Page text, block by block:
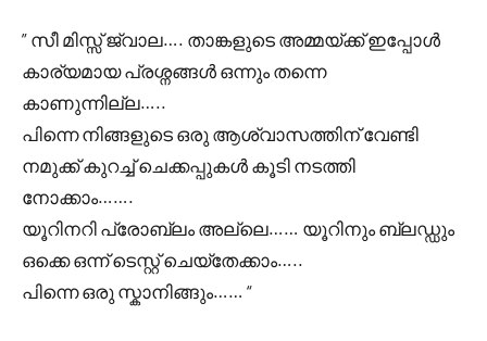
” സീ മിസ്സ്‌ ജ്വാല…. താങ്കളുടെ അമ്മയ്ക്ക് ഇപ്പോൾ
കാര്യമായ പ്രശ്നങ്ങൾ ഒന്നും തന്നെ
കാണുന്നില്ല…..
പിന്നെ നിങ്ങളുടെ ഒരു ആശ്വാസത്തിന് വേണ്ടി
നമുക്ക് കുറച്ച് ചെക്കപ്പുകൾ കൂടി നടത്തി
നോക്കാം…….
യൂറിനറി പ്രോബ്ലം അല്ലെ…… യൂറിനും ബ്ലഡ്ഡും
ഒക്കെ ഒന്ന് ടെസ്റ്റ്‌ ചെയ്തേക്കാം…..
പിന്നെ ഒരു സ്കാനിങ്ങും…… “